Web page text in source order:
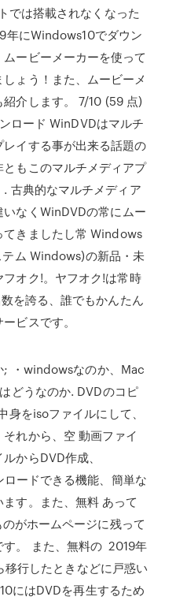
では搭載されなくなった
年にWindows10でダウン
ービーメーカーを使って
ょう！また、ムービーメ
介します。 7/10 (59 点)
ロード WinDVDはマルチ
イする事が出来る話題の
もこのマルチメディアプ
古典的なマルチメディア
なくWinDVDの常にムー
てきましたし常 Windows
ム Windows)の新品・未
オク!。ヤフオク!は常時
を誇る、誰でもかんたん
ビスです。
; ・windowsなのか、Mac
どうなのか. DVDのコピ
をisoファイルにして、
れから、空 動画ファイ
からDVD作成、
ードできる機能、簡単な
す。また、無料 あって
がホームページに残って
す。 また、無料の 2019年
行したときなどに戸惑い
にはDVDを再生するため